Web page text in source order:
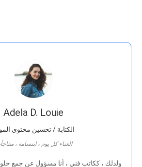
Adela D. Louie
الكتابة / تحسين محتوى
! الغناء كل يوم ، ابتسامة ،